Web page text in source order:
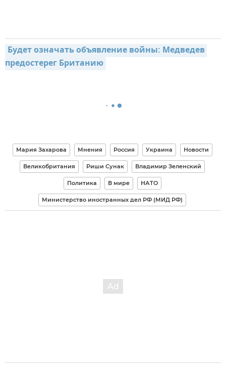
Будет означать объявление войны: Медведев
предостерег Британию
Мария Захарова Мнения Россия Украина Новости
Великобритания Риши Сунак Владимир Зеленский
Политика В мире НАТО
Министерство иностранных дел РФ (МИД РФ)